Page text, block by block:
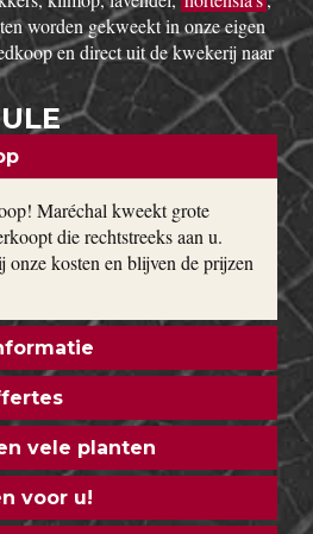
worden gekweekt in onze eigen
en direct uit de kwekerij naar
Maréchal kweekt grote
die rechtstreeks aan u.
kosten en blijven de prijzen
vele planten
voor u!